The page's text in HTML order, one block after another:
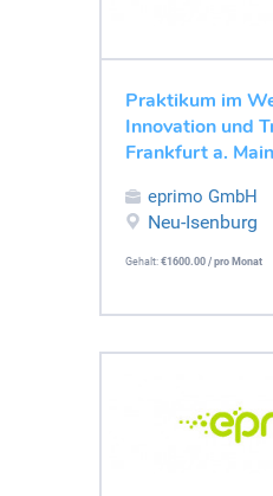
Praktikum im
Innovation und
Frankfurt a.
eprimo GmbH
Neu-Isenburg
Gehalt: €1600.00 / pro Monat